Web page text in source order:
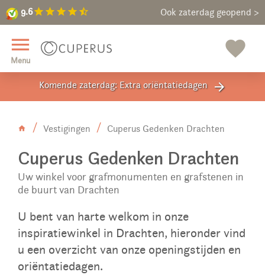
9.6star star star star star_half Ook zaterdag geopend >
9.6 Maak een vrijblijvende afspraak
menu
Menu favorite
close
Komende zaterdag: Extra oriëntatiedagen arrow_forward
Vestigingen Cuperus Gedenken Drachten
Cuperus Gedenken Drachten
Uw winkel voor grafmonumenten en grafstenen in
de buurt van Drachten
U bent van harte welkom in onze
inspiratiewinkel in Drachten, hieronder vind
u een overzicht van onze openingstijden en
oriëntatiedagen.